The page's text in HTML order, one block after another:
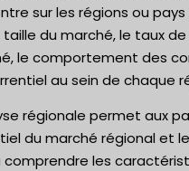
sur les régions ou
taille du marché, le taux
le comportement des
au sein de chaque
régionale permet aux
du marché régional et
comprendre les